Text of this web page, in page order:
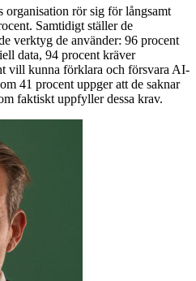
organisation rör sig för långsamt
Samtidigt ställer de
verktyg de använder: 96 procent
data, 94 procent kräver
vill kunna förklara och försvara AI-
41 procent uppger att de saknar
faktiskt uppfyller dessa krav.